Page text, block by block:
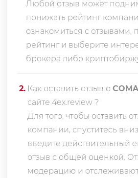
Любой отзыв может
понижать рейтинг
ознакомиться с отзывами,
рейтинг и выберите
брокера либо
2. Как оставить отзыв о
сайте 4ex.review ?
Для того, чтобы оставить
компании, спуститесь
введите действительный
отзыв с общей оценкой.
модерацию и